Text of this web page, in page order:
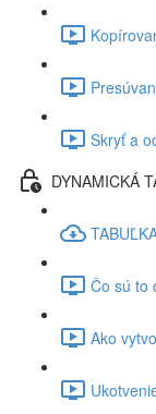
Skryť a
DYNAMICKÁ
Čo sú to
Ako